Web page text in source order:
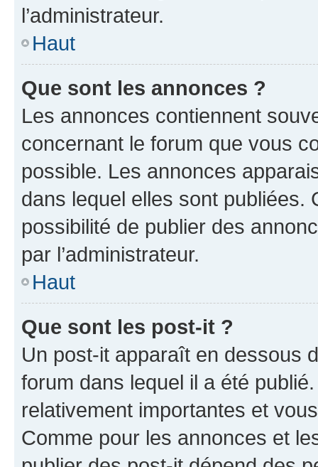
l’administrateur.
Haut
Que sont les annonces ?
Les annonces contiennent
concernant le forum que vous
possible. Les annonces
dans lequel elles sont publiées.
possibilité de publier des
par l’administrateur.
Haut
Que sont les post-it ?
Un post-it apparaît en dessous
forum dans lequel il a été
relativement importantes et
Comme pour les annonces et